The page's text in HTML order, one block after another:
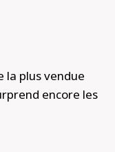
la plus vendue
encore les